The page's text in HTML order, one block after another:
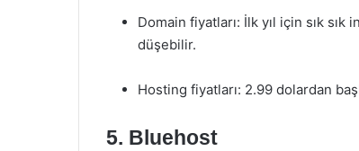
Domain fiyatları: İlk yıl için sık
düşebilir.
Hosting fiyatları: 2.99 dolardan
5. Bluehost